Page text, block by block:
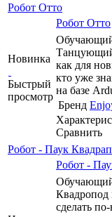
Робот Отто
Новинка
Быстрый
просмотр
Робот Отто
как для
кто уже
на базе
Бренд
Сравнить
Робот - Паук
Робот -
Обучающий
Квадропод
сделать